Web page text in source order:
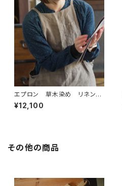
エプロン 草木染め リネン
国産檜
¥12,100
その他の商品